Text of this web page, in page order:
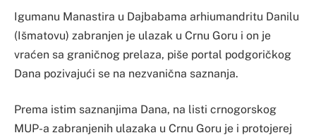
Igumanu Manastira u Dajbabama arhiumandritu Danilu
(Išmatovu) zabranjen je ulazak u Crnu Goru i on je
vraćen sa graničnog prelaza, piše portal podgoričkog
Dana pozivajući se na nezvanična saznanja.
Prema istim saznanjima Dana, na listi crnogorskog
MUP-a zabranjenih ulazaka u Crnu Goru je i protojerej